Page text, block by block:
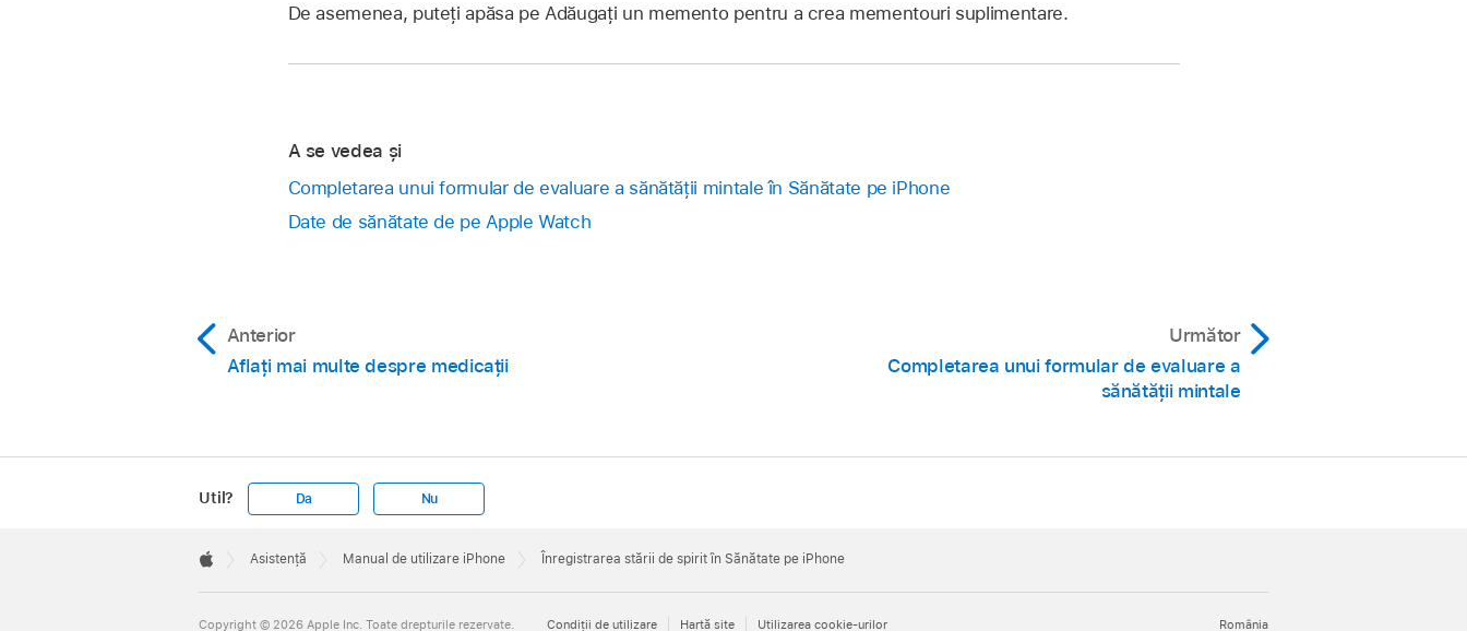
De asemenea, puteți apăsa pe Adăugați un memento pentru a crea mementouri suplimentare.
A se vedea și
Completarea unui formular de evaluare a sănătății mintale în Sănătate pe iPhone
Date de sănătate de pe Apple Watch
Anterior
Aflați mai multe despre medicații
Următor
Completarea unui formular de evaluare a
sănătății mintale
Util? Da Nu
Footer

Asistență Manual de utilizare iPhone Înregistrarea stării de spirit în Sănătate pe iPhone
România
Copyright © 2026 Apple Inc. Toate drepturile rezervate. Condiţii de utilizare Hartă site Utilizarea cookie-urilor